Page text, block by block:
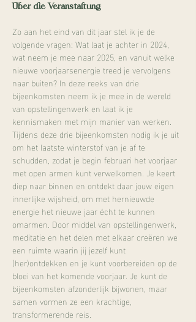
Über die Veranstaltung
Zo aan het eind van dit jaar stel ik je de
volgende vragen: Wat laat je achter in 2024,
wat neem je mee naar 2025, en vanuit welke
nieuwe voorjaarsenergie treed je vervolgens
naar buiten? In deze reeks van drie
bijeenkomsten neem ik je mee in de wereld
van opstellingenwerk en laat ik je
kennismaken met mijn manier van werken.
Tijdens deze drie bijeenkomsten nodig ik je uit
om het laatste winterstof van je af te
schudden, zodat je begin februari het voorjaar
met open armen kunt verwelkomen. Je keert
diep naar binnen en ontdekt daar jouw eigen
innerlijke wijsheid, om met hernieuwde
energie het nieuwe jaar écht te kunnen
omarmen. Door middel van opstellingenwerk,
meditatie en het delen met elkaar creëren we
een ruimte waarin jij jezelf kunt
(her)ontdekken en je kunt voorbereiden op de
bloei van het komende voorjaar. Je kunt de
bijeenkomsten afzonderlijk bijwonen, maar
samen vormen ze een krachtige,
transformerende reis.